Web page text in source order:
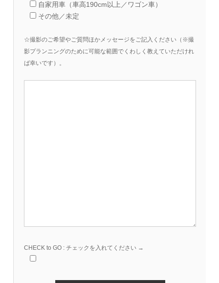
自家用車（車高190cm以上／ワゴン車）
その他／未定
☆撮影のご希望やご質問ほかメッセージをご記入ください（※撮
影プランニングのために可能な範囲でくわしく教えていただけれ
ば幸いです）。
CHECK to GO : チェックを入れてください →